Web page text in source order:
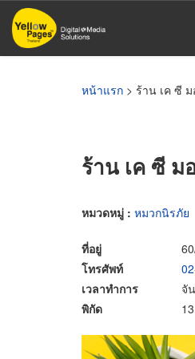
ข้าม
ไป
หน้าแรก > ร้าน เค ซี
ร้าน เค ซี ม
หมวดหมู่ : หมวกนิรภัย
ที่อยู่
โทรศัพท์
เวลาทำการ
จั
พิกัด